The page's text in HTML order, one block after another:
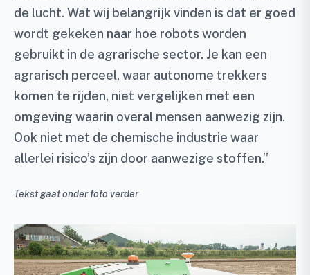
de lucht. Wat wij belangrijk vinden is dat er goed
wordt gekeken naar hoe robots worden
gebruikt in de agrarische sector. Je kan een
agrarisch perceel, waar autonome trekkers
komen te rijden, niet vergelijken met een
omgeving waarin overal mensen aanwezig zijn.
Ook niet met de chemische industrie waar
allerlei risico’s zijn door aanwezige stoffen.”
Tekst gaat onder foto verder